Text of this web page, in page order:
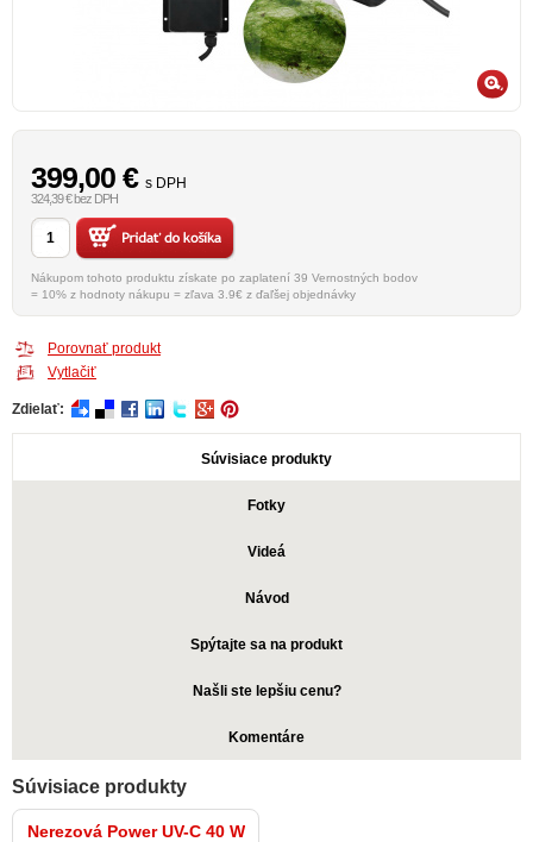
399,00 € s DPH
324,39 € bez DPH
Nákupom tohoto produktu získate po zaplatení 39 Vernostných bodov
= 10% z hodnoty nákupu = zľava 3.9€ z ďaľšej objednávky
Porovnať produkt
Vytlačiť
Zdielať:
Súvisiace produkty
Fotky
Videá
Návod
Spýtajte sa na produkt
Našli ste lepšiu cenu?
Komentáre
Súvisiace produkty
Nerezová Power UV-C 40 W